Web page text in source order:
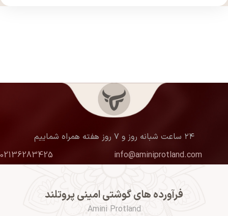
۲۴ ساعت شبانه روز و ۷ روز هفته همراه شماییم
info@aminiprotland.com
02136283425
فرآورده های گوشتی امینی پروتلند
Amini Protland